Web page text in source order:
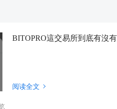
BITOPRO這交易所到底有沒
阅读全文